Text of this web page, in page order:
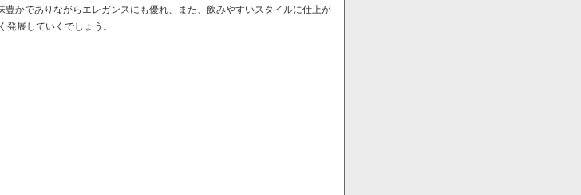
豊かでありながらエレガンスにも優れ、また、飲みやすいスタイルに仕上が
発展していくでしょう。